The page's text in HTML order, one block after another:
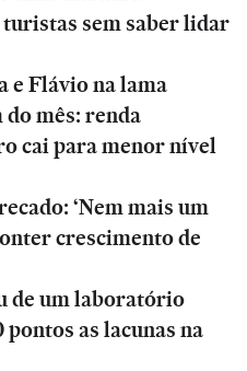
sem saber lidar
e Flávio na lama
mês: renda
cai para menor nível
‘Nem mais um
crescimento de
de um laboratório
pontos as lacunas na